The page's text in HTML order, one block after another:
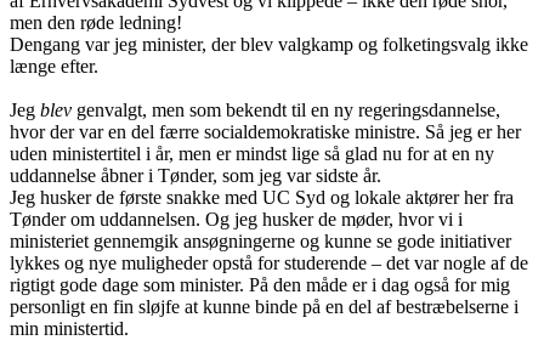
men den røde ledning!
Dengang var jeg minister, der blev valgkamp og folketingsvalg ikke
længe efter.
Jeg blev genvalgt, men som bekendt til en ny regeringsdannelse,
hvor der var en del færre socialdemokratiske ministre. Så jeg er her
uden ministertitel i år, men er mindst lige så glad nu for at en ny
uddannelse åbner i Tønder, som jeg var sidste år.
Jeg husker de første snakke med UC Syd og lokale aktører her fra
Tønder om uddannelsen. Og jeg husker de møder, hvor vi i
ministeriet gennemgik ansøgningerne og kunne se gode initiativer
lykkes og nye muligheder opstå for studerende – det var nogle af de
rigtigt gode dage som minister. På den måde er i dag også for mig
personligt en fin sløjfe at kunne binde på en del af bestræbelserne i
min ministertid.